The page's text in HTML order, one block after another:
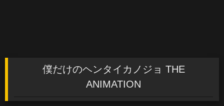
僕だけのヘンタイカノジョ THE
ANIMATION